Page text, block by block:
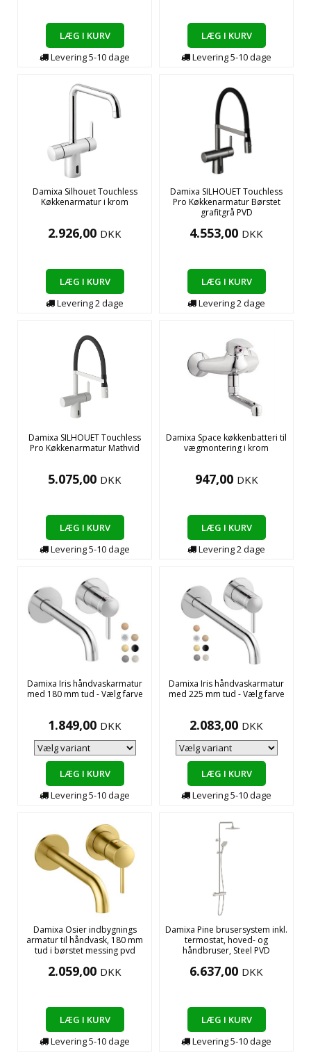
LÆG I KURV
Levering5-10dage
LÆG I KURV
Levering5-10dage
Damixa Silhouet Touchless
Køkkenarmatur i krom
2.926,00 DKK
LÆG I KURV
Levering2dage
Damixa SILHOUET Touchless
Pro Køkkenarmatur Børstet
grafitgrå PVD
4.553,00 DKK
LÆG I KURV
Levering2dage
Damixa SILHOUET Touchless
Pro Køkkenarmatur Mathvid
5.075,00 DKK
LÆG I KURV
Levering5-10dage
Damixa Space køkkenbatteri til
vægmontering i krom
947,00 DKK
LÆG I KURV
Levering2dage
Damixa Iris håndvaskarmatur
med 180 mm tud - Vælg farve
1.849,00 DKK
LÆG I KURV
Levering5-10dage
Damixa Iris håndvaskarmatur
med 225 mm tud - Vælg farve
2.083,00 DKK
LÆG I KURV
Levering5-10dage
Damixa Osier indbygnings
armatur til håndvask, 180 mm
tud i børstet messing pvd
2.059,00 DKK
LÆG I KURV
Levering5-10dage
Damixa Pine brusersystem inkl.
termostat, hoved- og
håndbruser, Steel PVD
6.637,00 DKK
LÆG I KURV
Levering5-10dage